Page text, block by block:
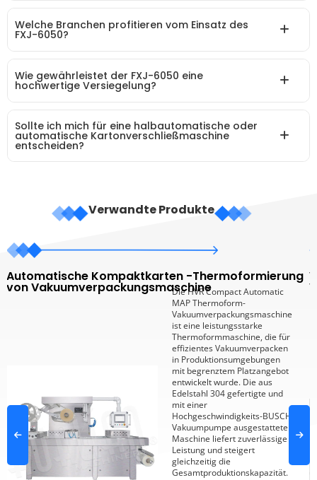
Welche Branchen profitieren vom Einsatz des
FXJ-6050?
Wie gewährleistet der FXJ-6050 eine
hochwertige Versiegelung?
Sollte ich mich für eine halbautomatische oder
automatische Kartonverschließmaschine
entscheiden?
Verwandte Produkte
Automatische Kompaktkarten -Thermoformierung
von VakuumverpackungsmaschineDie HVR Compact Automatic
MAP Thermoform-
Vakuumverpackungsmaschine
ist eine leistungsstarke
Thermoformmaschine, die für
effizientes Vakuumverpacken
in Produktionsumgebungen
mit begrenztem Platzangebot
entwickelt wurde. Die aus
Edelstahl 304 gefertigte und
mit einer
Hochgeschwindigkeits-BUSCH-
Vakuumpumpe ausgestattete
Maschine liefert zuverlässige
Leistung und steigert
gleichzeitig die
Gesamtproduktionskapazität.